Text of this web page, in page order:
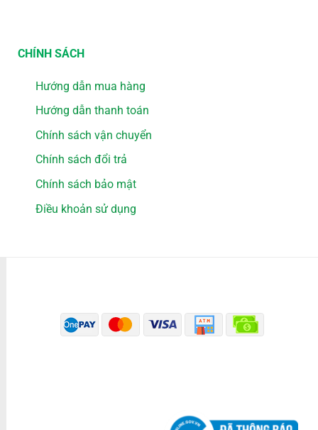
CHÍNH SÁCH
Hướng dẫn mua hàng
Hướng dẫn thanh toán
Chính sách vận chuyển
Chính sách đổi trả
Chính sách bảo mật
Điều khoản sử dụng